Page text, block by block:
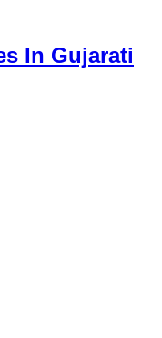
In Gujarati